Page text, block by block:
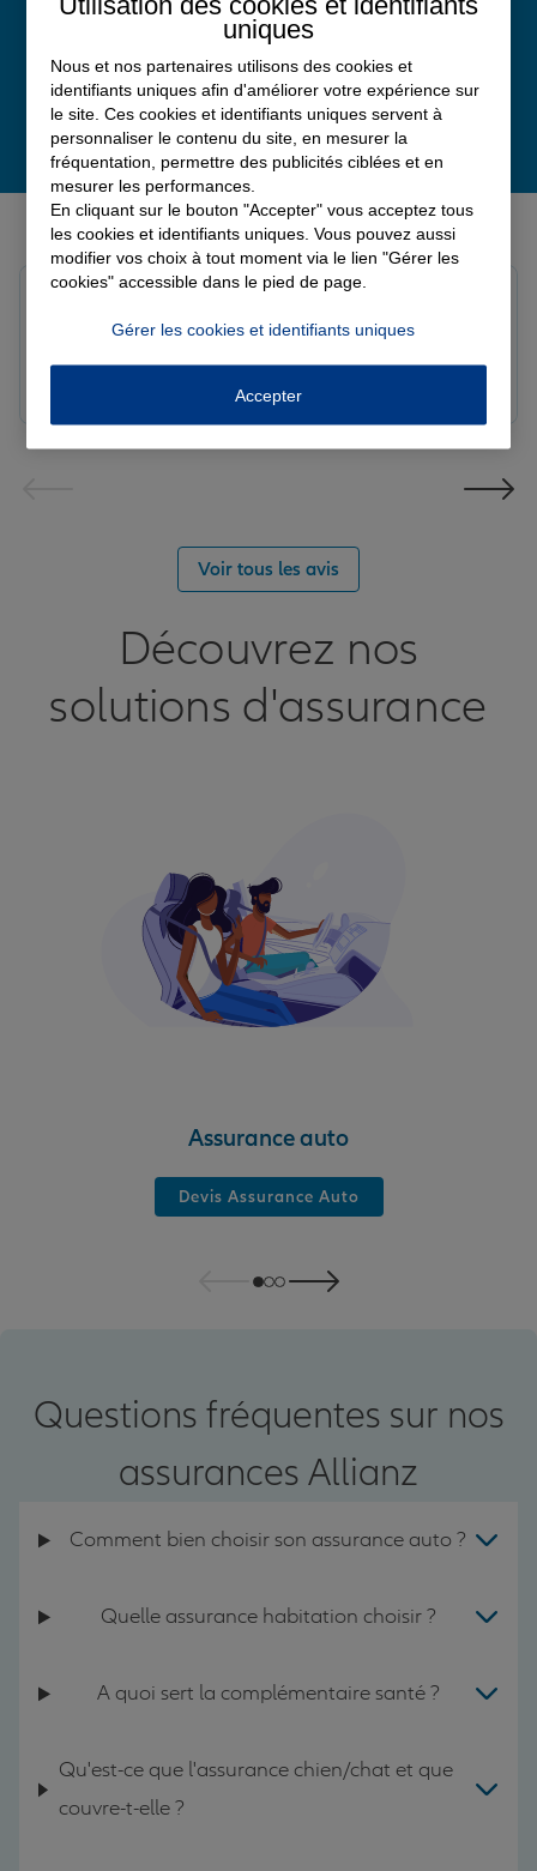
Derniers avis de nos agences Allianz
Le 06/08/2026 - Agence SOURDEVAL
Voir tous les avis
Découvrez nos
solutions d'assurance
Assurance auto
Devis Assurance Auto
Questions fréquentes sur nos
assurances Allianz
Comment bien choisir son assurance auto ?
Quelle assurance habitation choisir ?
A quoi sert la complémentaire santé ?
Qu'est-ce que l'assurance chien/chat et que
couvre-t-elle ?
uniques
Nous et nos partenaires utilisons des cookies et
identifiants uniques afin d'améliorer votre expérience sur
le site. Ces cookies et identifiants uniques servent à
personnaliser le contenu du site, en mesurer la
fréquentation, permettre des publicités ciblées et en
mesurer les performances.
En cliquant sur le bouton "Accepter" vous acceptez tous
les cookies et identifiants uniques. Vous pouvez aussi
modifier vos choix à tout moment via le lien "Gérer les
cookies" accessible dans le pied de page.
Gérer les cookies et identifiants uniques
Accepter